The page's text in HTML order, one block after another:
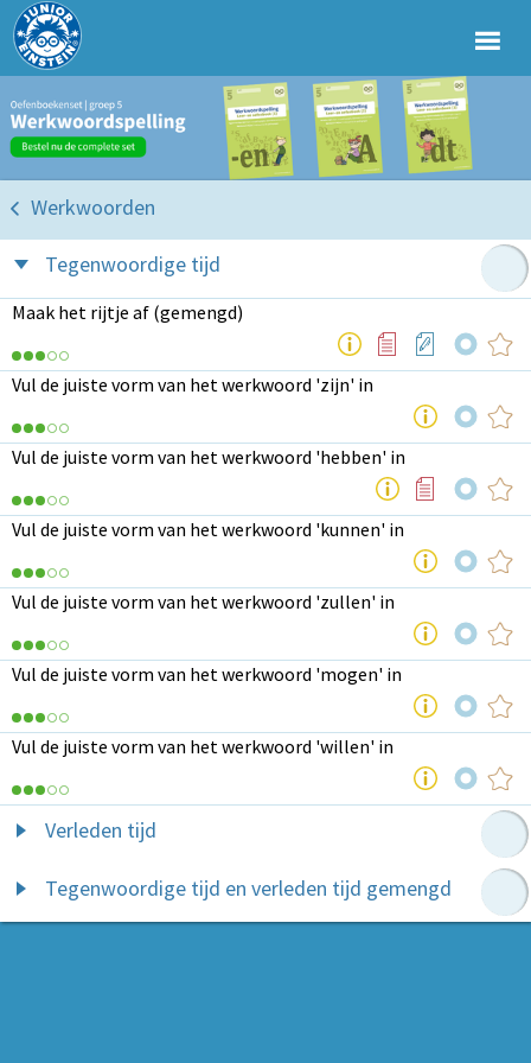
Werkwoorden
Tegenwoordige tijd
Maak het rijtje af (gemengd)
Vul de juiste vorm van het werkwoord 'zijn' in
Vul de juiste vorm van het werkwoord 'hebben' in
Vul de juiste vorm van het werkwoord 'kunnen' in
Vul de juiste vorm van het werkwoord 'zullen' in
Vul de juiste vorm van het werkwoord 'mogen' in
Vul de juiste vorm van het werkwoord 'willen' in
Verleden tijd
Tegenwoordige tijd en verleden tijd gemengd